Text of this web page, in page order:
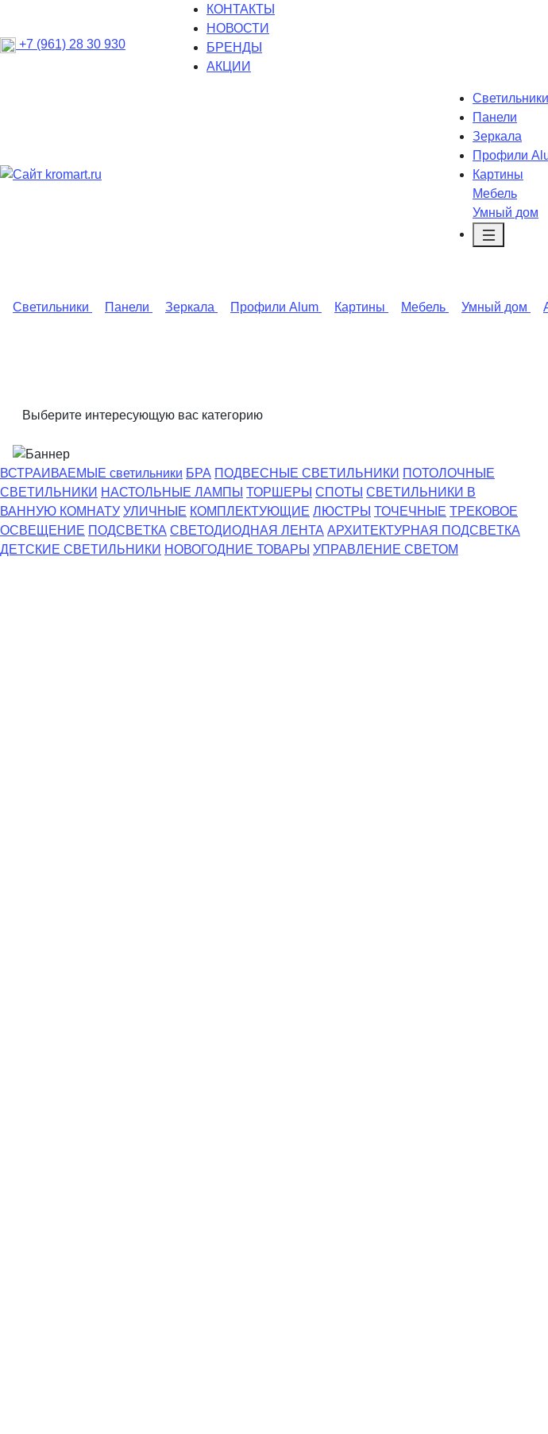
+7 (961) 28 30 930
КОНТАКТЫ
НОВОСТИ
БРЕНДЫ
АКЦИИ
Светильники
Панели
Зеркала
Профили
Картины
Мебель
Умный дом
Светильники Панели Зеркала Профили Alum Картины Мебель Умный дом
Выберите интересующую вас категорию
ВСТРАИВАЕМЫЕ светильники БРА ПОДВЕСНЫЕ СВЕТИЛЬНИКИ ПОТОЛОЧНЫЕ
СВЕТИЛЬНИКИ НАСТОЛЬНЫЕ ЛАМПЫ ТОРШЕРЫ СПОТЫ СВЕТИЛЬНИКИ В
ВАННУЮ КОМНАТУ УЛИЧНЫЕ КОМПЛЕКТУЮЩИЕ ЛЮСТРЫ ТОЧЕЧНЫЕ ТРЕКОВОЕ
ОСВЕЩЕНИЕ ПОДСВЕТКА СВЕТОДИОДНАЯ ЛЕНТА АРХИТЕКТУРНАЯ ПОДСВЕТКА
ДЕТСКИЕ СВЕТИЛЬНИКИ НОВОГОДНИЕ ТОВАРЫ УПРАВЛЕНИЕ СВЕТОМ